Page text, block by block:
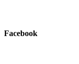
Facebook